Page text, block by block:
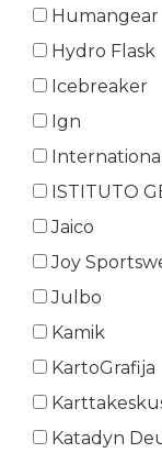
Humangear
Hydro Flask
Icebreaker
Ign
ISTITUTO
Jaico
Joy
Julbo
Kamik
KartoGrafija
Katadyn